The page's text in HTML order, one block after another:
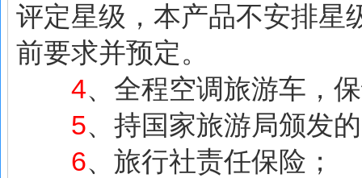
评定星级，本产品不安排星
前要求并预定。
4、全程空调旅游车，
5、持国家旅游局颁发
6、旅行社责任保险；